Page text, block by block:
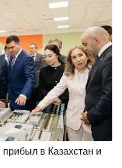
в Казахстан и